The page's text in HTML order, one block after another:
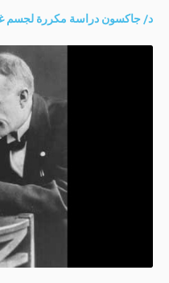
د/ جاكسون دراسة مكررة لجسم